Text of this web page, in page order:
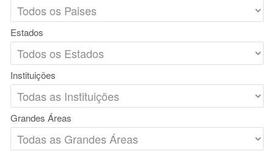
Estados
Instituições
Grandes Áreas